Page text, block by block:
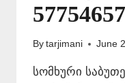
By tarjimani June
სომხური